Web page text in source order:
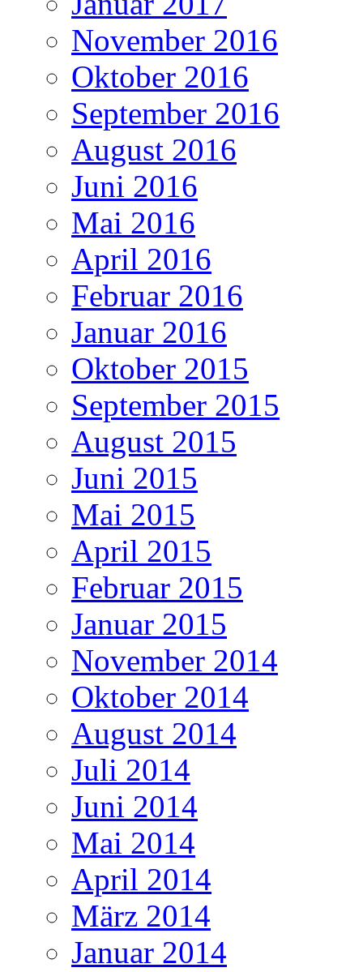
November 2016
Oktober 2016
September 2016
August 2016
Juni 2016
Mai 2016
April 2016
Februar 2016
Januar 2016
Oktober 2015
September 2015
August 2015
Juni 2015
Mai 2015
April 2015
Februar 2015
Januar 2015
November 2014
Oktober 2014
August 2014
Juli 2014
Juni 2014
Mai 2014
April 2014
März 2014
Januar 2014